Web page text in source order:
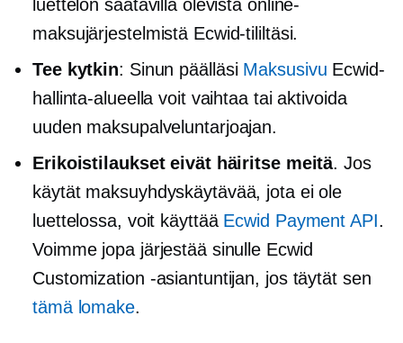
luettelon saatavilla olevista online-
maksujärjestelmistä Ecwid-tililtäsi.
Tee kytkin: Sinun päälläsi Maksusivu Ecwid-
hallinta-alueella voit vaihtaa tai aktivoida
uuden maksupalveluntarjoajan.
Erikoistilaukset eivät häiritse meitä. Jos
käytät maksuyhdyskäytävää, jota ei ole
luettelossa, voit käyttää Ecwid Payment API.
Voimme jopa järjestää sinulle Ecwid
Customization -asiantuntijan, jos täytät sen
tämä lomake.